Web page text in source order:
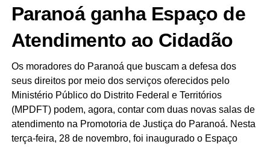
Paranoá ganha Espaço de
Atendimento ao Cidadão
Os moradores do Paranoá que buscam a defesa dos
seus direitos por meio dos serviços oferecidos pelo
Ministério Público do Distrito Federal e Territórios
(MPDFT) podem, agora, contar com duas novas salas de
atendimento na Promotoria de Justiça do Paranoá. Nesta
terça-feira, 28 de novembro, foi inaugurado o Espaço